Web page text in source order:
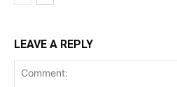
LEAVE A REPLY